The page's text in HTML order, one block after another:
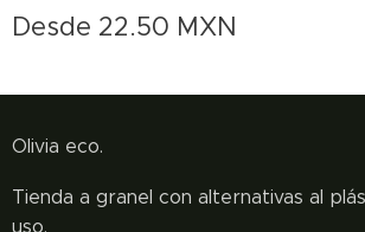
Desde 22.50 MXN
Olivia eco.
Tienda a granel con alternativas al
uso.